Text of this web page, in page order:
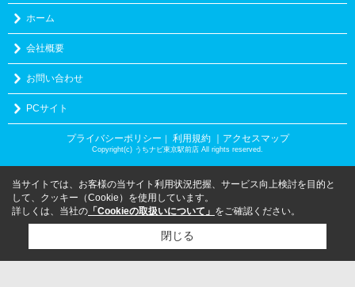
ホーム
会社概要
お問い合わせ
PCサイト
プライバシーポリシー ｜ 利用規約 ｜アクセスマップ
Copyright(c) うちナビ東京駅前店 All rights reserved.
当サイトでは、お客様の当サイト利用状況把握、サービス向上検討を目的と
して、クッキー（Cookie）を使用しています。
詳しくは、当社の 「Cookieの取扱いについて」 をご確認ください。
閉じる